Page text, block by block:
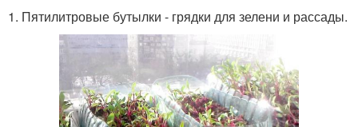
1. Пятилитровые бутылки - грядки для зелени и рассады.